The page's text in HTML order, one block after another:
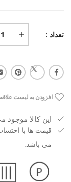
تعداد :
افزودن به لیست
این کالا موجود
می باشد.